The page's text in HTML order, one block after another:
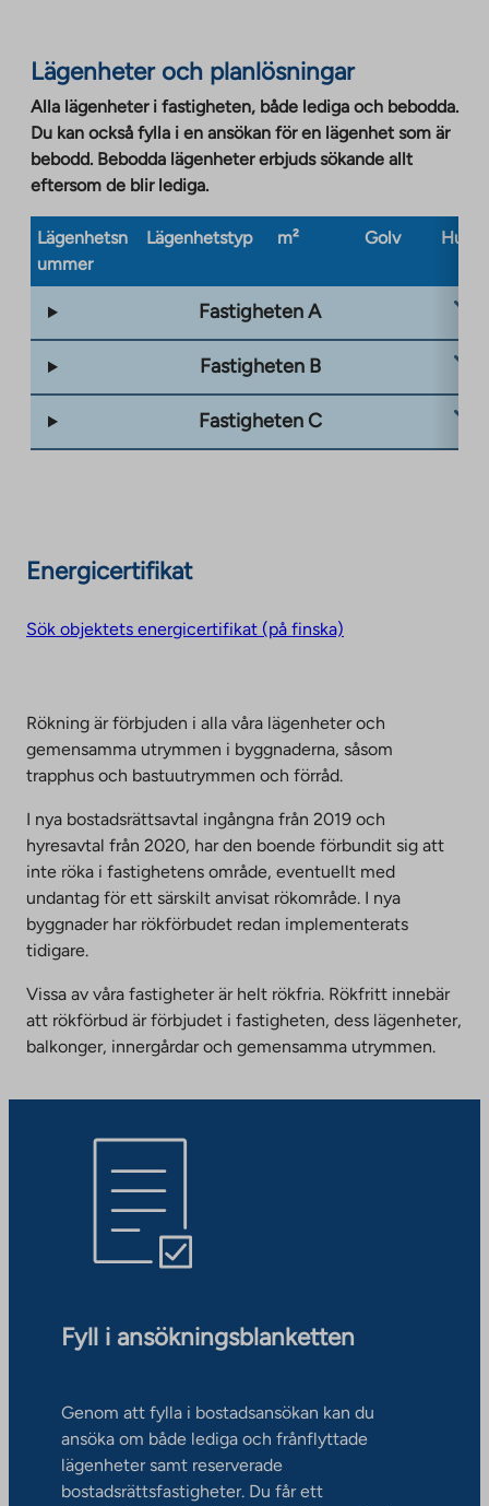
in
a
new
tab
Lägenheter och planlösningar
Alla lägenheter i fastigheten, både lediga och bebodda.
Du kan också fylla i en ansökan för en lägenhet som är
bebodd. Bebodda lägenheter erbjuds sökande allt
eftersom de blir lediga.
Lägenhetsn
ummer
Lägenhetstyp m² Golv
Fastigheten A
Fastigheten B
Fastigheten C
Energicertifikat
Sök objektets energicertifikat (på finska)
Rökning är förbjuden i alla våra lägenheter och
gemensamma utrymmen i byggnaderna, såsom
trapphus och bastuutrymmen och förråd.
I nya bostadsrättsavtal ingångna från 2019 och
hyresavtal från 2020, har den boende förbundit sig att
inte röka i fastighetens område, eventuellt med
undantag för ett särskilt anvisat rökområde. I nya
byggnader har rökförbudet redan implementerats
tidigare.
Vissa av våra fastigheter är helt rökfria. Rökfritt innebär
att rökförbud är förbjudet i fastigheten, dess lägenheter,
balkonger, innergårdar och gemensamma utrymmen.
Fyll i ansökningsblanketten
Genom att fylla i bostadsansökan kan du
ansöka om både lediga och frånflyttade
lägenheter samt reserverade
bostadsrättsfastigheter. Du får ett